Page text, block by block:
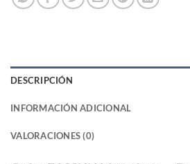
DESCRIPCIÓN
INFORMACIÓN ADICIONAL
VALORACIONES (0)